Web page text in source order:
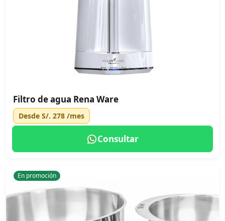
Filtro de agua Rena Ware
Desde S/. 278 /mes
Consultar
En promoción